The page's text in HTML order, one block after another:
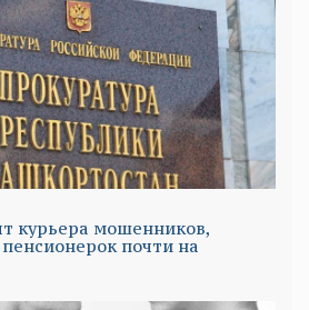
курьера мошенников,
почти на